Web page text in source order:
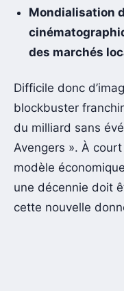
Mondialisation
des marchés
Difficile donc
blockbuster
du milliard sans
Avengers ». À
modèle
une décennie doit
cette nouvelle